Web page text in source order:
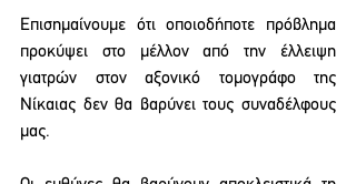
Επισημαίνουμε ότι οποιοδήποτε πρόβλημα
προκύψει στο μέλλον από την έλλειψη
γιατρών στον αξονικό τομογράφο της
Νίκαιας δεν θα βαρύνει τους συναδέλφους
μας.